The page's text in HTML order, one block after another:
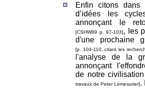
Enfin citons dans
d’idées les
annonçant le
[CSHW89 p. 97-103], les
d'une prochaine
[p. 104-110, citant les
l'analyse de la
annonçant
de notre civilisation
travaux de Peter Lemesurier].